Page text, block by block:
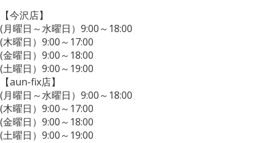
【今沢店】
(月曜日～水曜日）9:00～18:00
(木曜日）9:00～17:00
(金曜日）9:00～18:00
(土曜日）9:00～19:00
【aun-fix店】
(月曜日～水曜日）9:00～18:00
(木曜日）9:00～17:00
(金曜日）9:00～18:00
(土曜日）9:00～19:00